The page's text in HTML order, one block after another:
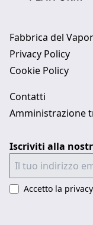
Fabbrica del
Privacy Policy
Cookie Policy
Contatti
Amministrazione
Iscriviti alla
Accetto la